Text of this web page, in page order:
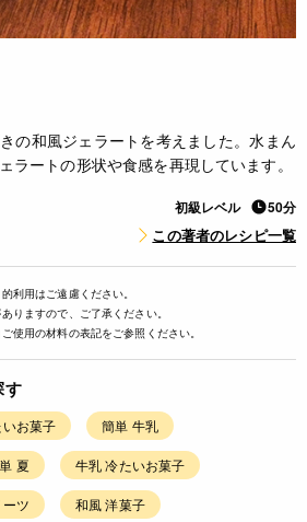
の和風ジェラートを考えました。水まん
ラートの形状や食感を再現しています。
初級レベル 50分
この著者のレシピ一覧
利用はご遠慮ください。
りますので、ご了承ください。
使用の材料の表記をご参照ください。
す
お菓子 簡単 牛乳
夏 牛乳 冷たいお菓子
ツ 和風 洋菓子